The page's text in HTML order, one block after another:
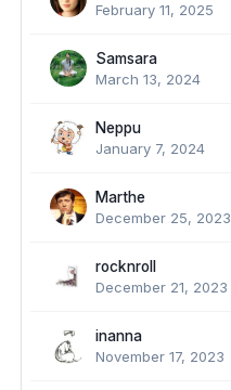
February 11, 2025
Samsara
March 13, 2024
Neppu
January 7, 2024
Marthe
December 25, 2023
rocknroll
December 21, 2023
inanna
November 17, 2023